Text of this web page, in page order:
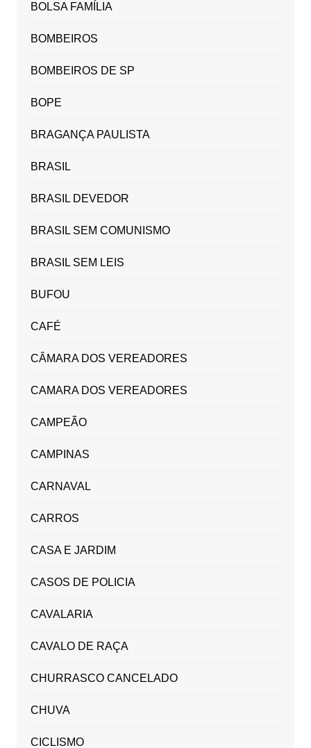
BOLSA FAMÍLIA
BOMBEIROS
BOMBEIROS DE SP
BOPE
BRAGANÇA PAULISTA
BRASIL
BRASIL DEVEDOR
BRASIL SEM COMUNISMO
BRASIL SEM LEIS
BUFOU
CAFÉ
CÂMARA DOS VEREADORES
CAMARA DOS VEREADORES
CAMPEÃO
CAMPINAS
CARNAVAL
CARROS
CASA E JARDIM
CASOS DE POLICIA
CAVALARIA
CAVALO DE RAÇA
CHURRASCO CANCELADO
CHUVA
CICLISMO